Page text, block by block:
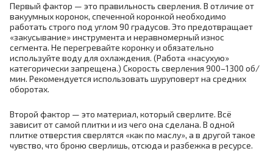
Первый фактор — это правильность сверления. В отличие от
вакуумных коронок, спеченной коронкой необходимо
работать строго под углом 90 градусов. Это предотвращает
«закусывание» инструмента и неравномерный износ
сегмента. Не перегревайте коронку и обязательно
используйте воду для охлаждения. (Работа «насухую»
категорически запрещена.) Скорость сверления 900–1300 об/
мин. Рекомендуется использовать шуруповерт на средних
оборотах.
Второй фактор — это материал, который сверлите. Всё
зависит от самой плитки и из чего она сделана. В одной
плитке отверстия сверлятся «как по маслу», а в другой такое
чувство, что броню сверлишь, отсюда и разбежка в ресурсе.